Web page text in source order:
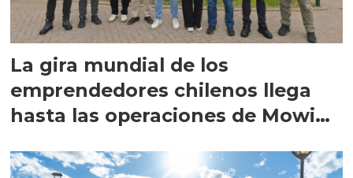
La gira mundial de los
emprendedores chilenos llega
hasta las operaciones de Mowi